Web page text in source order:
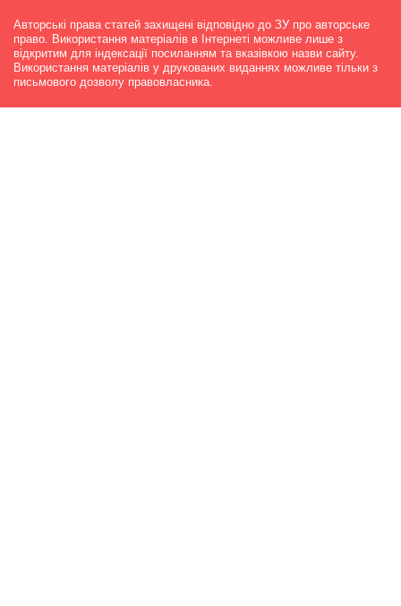
Авторські права статей захищені відповідно до ЗУ про авторське
право. Використання матеріалів в Інтернеті можливе лише з
відкритим для індексації посиланням та вказівкою назви сайту.
Використання матеріалів у друкованих виданнях можливе тільки з
письмового дозволу правовласника.